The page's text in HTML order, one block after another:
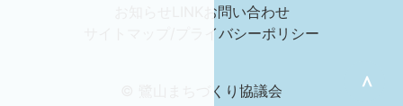
＞
お問い合わせ
サイトマップ/プライバシーポリシー
© 鷺山まちづくり協議会